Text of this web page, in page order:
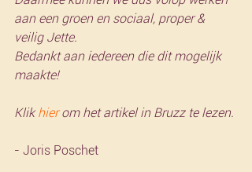
aan een groen en sociaal, proper &
veilig Jette.
Bedankt aan iedereen die dit mogelijk
maakte!
Klik hier om het artikel in Bruzz te lezen.
- Joris Poschet